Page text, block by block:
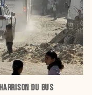
DU BUS